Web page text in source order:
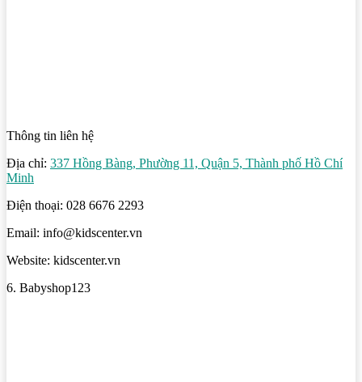
Thông tin liên hệ
Địa chỉ: 337 Hồng Bàng, Phường 11, Quận 5, Thành phố Hồ Chí
Minh
Điện thoại: 028 6676 2293
Email: info@kidscenter.vn
Website: kidscenter.vn
6. Babyshop123